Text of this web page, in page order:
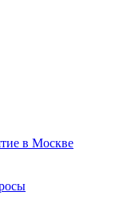
в Москве